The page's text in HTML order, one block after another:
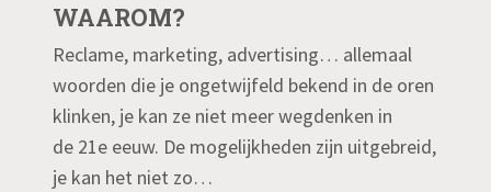
WAAROM?
Reclame, marketing, advertising… allemaal
woorden die je ongetwijfeld bekend in de oren
klinken, je kan ze niet meer wegdenken in
de 21e eeuw. De mogelijkheden zijn uitgebreid,
je kan het niet zo…